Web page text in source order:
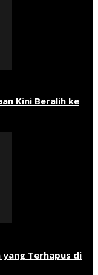
Kini Beralih ke
Terhapus di